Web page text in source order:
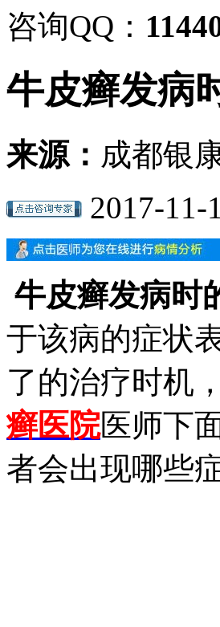
咨询QQ：
牛皮癣发病
来源： 成都银
2017-11-
牛皮癣发病时
于该病的症状
了的治疗时机
癣医院医师下
者会出现哪些